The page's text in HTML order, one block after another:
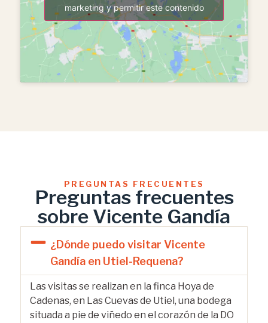
marketing y permitir este contenido
PREGUNTAS FRECUENTES
Preguntas frecuentes
sobre Vicente Gandía
¿Dónde puedo visitar Vicente
Gandía en Utiel-Requena?
Las visitas se realizan en la finca Hoya de
Cadenas, en Las Cuevas de Utiel, una bodega
situada a pie de viñedo en el corazón de la DO